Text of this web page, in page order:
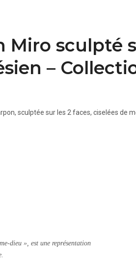
Miro sculpté
–
sculptée sur les 2 faces, ciselées de
dieu », est une représentation